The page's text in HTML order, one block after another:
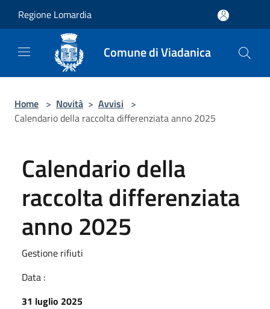
Regione Lomardia
Comune di Viadanica
Home > Novità > Avvisi >
Calendario della raccolta differenziata anno 2025
Calendario della
raccolta differenziata
anno 2025
Gestione rifiuti
Data :
31 luglio 2025